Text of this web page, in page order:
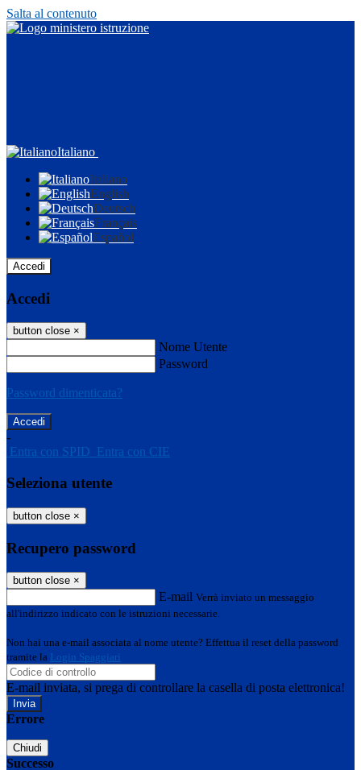
Salta al contenuto
Italiano
Italiano
English
Deutsch
Français
Español
Accedi
Accedi
button close ×
Nome Utente
Password
Password dimenticata?
-
Entra con SPID Entra con CIE
Seleziona utente
button close ×
Recupero password
button close ×
E-mail Verrà inviato un messaggio
all'indirizzo indicato con le istruzioni necessarie.
Non hai una e-mail associata al nome utente? Effettua il reset della password
tramite la Login Spaggiari
E-mail inviata, si prega di controllare la casella di posta elettronica!
Errore
Chiudi
Successo